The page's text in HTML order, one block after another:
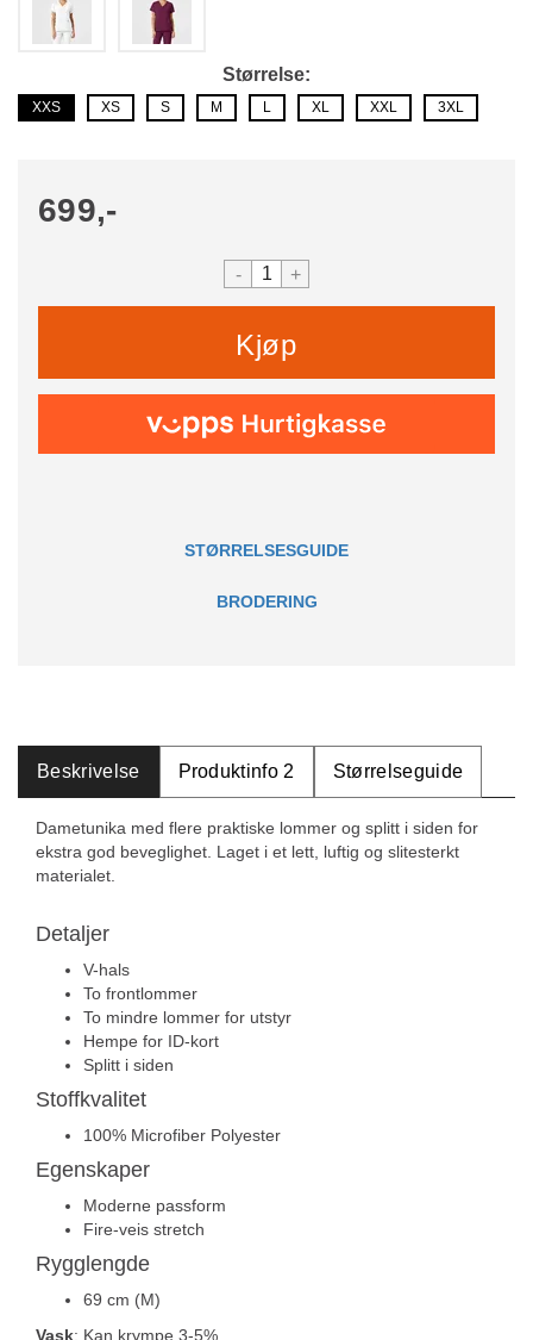
Størrelse
XXS XS S M L XL XXL 3XL
699,-
- +
Kjøp
STØRRELSESGUIDE
BRODERING
Beskrivelse Produktinfo 2 Størrelseguide
Dametunika med flere praktiske lommer og splitt i siden for
ekstra god beveglighet. Laget i et lett, luftig og slitesterkt
materialet.
Detaljer
V-hals
To frontlommer
To mindre lommer for utstyr
Hempe for ID-kort
Splitt i siden
Stoffkvalitet
100% Microfiber Polyester
Egenskaper
Moderne passform
Fire-veis stretch
Rygglengde
69 cm (M)
Vask: Kan krympe 3-5%